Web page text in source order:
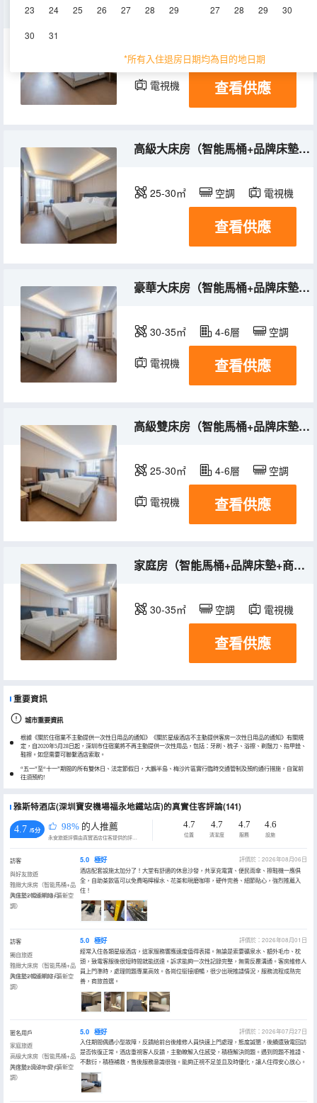
23 24 25 26 27 28 29
30 31
27 28 29 30
*所有入住退房日期均為目的地日期
30-35㎡ 4-6層
電視機 查看供應
高級大床房（智能馬桶+品牌床墊+清涼一夏+清新空調）
25-30㎡ 空調 電視機
查看供應
豪華大床房（智能馬桶+品牌床墊+商務辦公+清新空調）
30-35㎡ 4-6層 空調
電視機 查看供應
高級雙床房（智能馬桶+品牌床墊+商務辦公+清新空調）
25-30㎡ 4-6層 空調
電視機 查看供應
家庭房（智能馬桶+品牌床墊+商務辦公區+清新空調）
30-35㎡ 空調 電視機
查看供應
重要資訊
城市重要資訊
根據《關於住宿業不主動提供一次性日用品的通知》《關於星級酒店不主動提供客房一次性日用品的通知》有關規
定，自2020年5月28日起，深圳市住宿業將不再主動提供一次性用品，包括：牙刷、梳子、浴擦、剃鬚刀、指甲銼、
鞋擦。如您需要可聯繫酒店索取。
“五一”至“十一”期間的所有雙休日、法定節假日，大鵬半島、梅沙片區實行臨時交通管制及預約通行措施，自駕前
往須預約!
雅斯特酒店(深圳寶安機場福永地鐵站店)的真實住客評論(141)
4.7 /5分 98% 的人推薦
永安旅遊評價由真實酒店住客提供的評價。
4.7
位置
4.7
清潔度
4.7
服務
4.6
設施
訪客
與好友旅遊
雅緻大床房（智能馬桶+品
牌床墊+暢速網絡+清新空
調）
入住於2026年08月
5.0 極好
評價於：2026年08月06日
酒店配套設施太加分了！大堂有舒適的休息沙發，共享充電寶、便民雨傘、擦鞋機一應俱
全，自助茶飲區可以免費喝檸檬水、花茶和現磨咖啡，硬件完善、細節貼心，強烈推薦入
住！
訪客
獨自旅遊
雅緻大床房（智能馬桶+品
牌床墊+暢速網絡+清新空
調）
入住於2026年07月
5.0 極好
評價於：2026年08月01日
經常入住各類星級酒店，這家服務響應速度值得表揚。無論是索要礦泉水、額外毛巾、枕
頭，致電客服後很短時間就能送達。訴求能夠一次性記錄完整，無需反覆溝通。客房維修人
員上門準時，處理問題專業高效。各崗位銜接順暢，很少出現推諉情況，服務流程成熟完
善，商旅首選。
匿名用戶
家庭旅遊
高級大床房（智能馬桶+品
牌床墊+清涼一夏+清新空
調）
入住於2026年07月
5.0 極好
評價於：2026年07月27日
入住期間偶遇小型故障，反饋給前台後維修人員快速上門處理，態度誠懇，後續還致電回訪
是否恢復正常。酒店重視客人反饋，主動瞭解入住感受，積極解決問題。遇到問題不推諉、
不敷衍，積極補救，售後服務意識很強。能夠正視不足並且及時優化，讓人住得安心放心。